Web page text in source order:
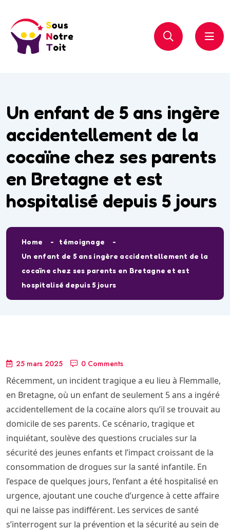
Un enfant de 5 ans ingère
accidentellement de la
cocaïne chez ses parents
en Bretagne et est
hospitalisé depuis 5 jours
Home
témoignage
Un enfant de 5 ans ingère accidentellement de la
cocaïne chez ses parents en Bretagne et est
hospitalisé depuis 5 jours
25 mars 2025 0 Comments
Récemment, un incident tragique a eu lieu à Flemmalle,
en Bretagne, où un enfant de seulement 5 ans a ingéré
accidentellement de la cocaïne alors qu’il se trouvait au
domicile de ses parents. Ce scénario, tragique et
inquiétant, soulève des questions cruciales sur la
sécurité des jeunes enfants et l’impact croissant de la
consommation de drogues sur la santé infantile. En
l’espace de quelques jours, l’enfant a été hospitalisé en
urgence, ajoutant une couche d’urgence à cette affaire
qui ne laisse pas indifférent. Les services de santé
s’interrogent sur la prévention et la sécurité au sein de